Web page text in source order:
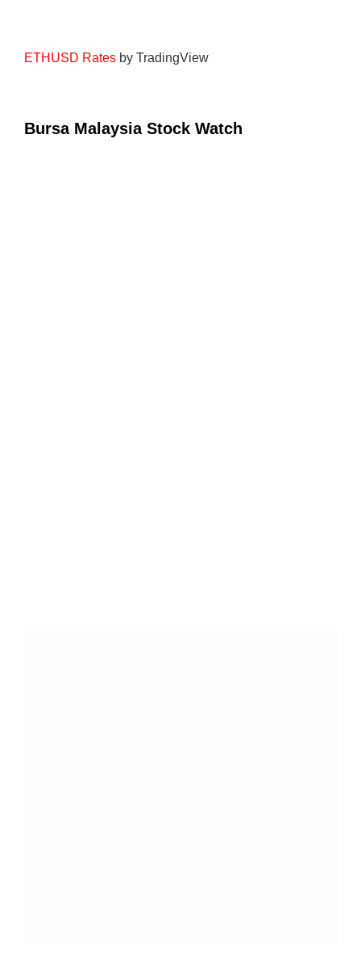
ETHUSD Rates by TradingView
Bursa Malaysia Stock Watch